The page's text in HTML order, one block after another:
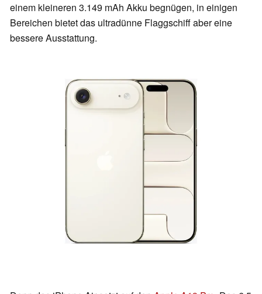
einem kleineren 3.149 mAh Akku begnügen, in einigen
Bereichen bietet das ultradünne Flaggschiff aber eine
bessere Ausstattung.